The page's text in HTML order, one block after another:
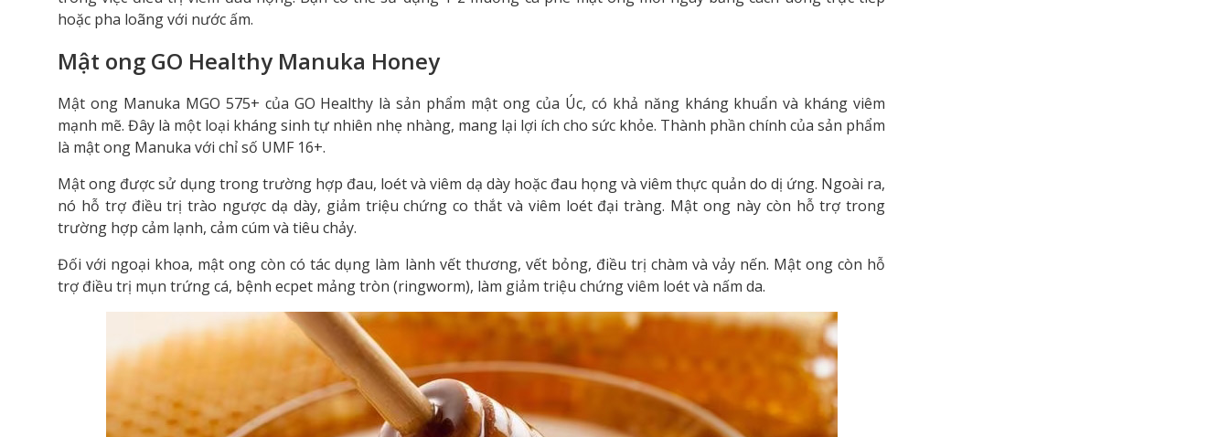
hoặc pha loãng với nước ấm.
Mật ong GO Healthy Manuka Honey
Mật ong Manuka MGO 575+ của GO Healthy là sản phẩm mật ong của Úc, có khả năng kháng khuẩn và kháng viêm
mạnh mẽ. Đây là một loại kháng sinh tự nhiên nhẹ nhàng, mang lại lợi ích cho sức khỏe. Thành phần chính của sản phẩm
là mật ong Manuka với chỉ số UMF 16+.
Mật ong được sử dụng trong trường hợp đau, loét và viêm dạ dày hoặc đau họng và viêm thực quản do dị ứng. Ngoài ra,
nó hỗ trợ điều trị trào ngược dạ dày, giảm triệu chứng co thắt và viêm loét đại tràng. Mật ong này còn hỗ trợ trong
trường hợp cảm lạnh, cảm cúm và tiêu chảy.
Đối với ngoại khoa, mật ong còn có tác dụng làm lành vết thương, vết bỏng, điều trị chàm và vảy nến. Mật ong còn hỗ
trợ điều trị mụn trứng cá, bệnh ecpet mảng tròn (ringworm), làm giảm triệu chứng viêm loét và nấm da.